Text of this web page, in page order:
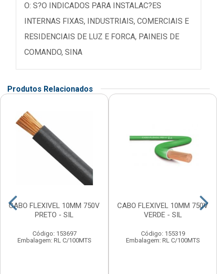
O: S?O INDICADOS PARA INSTALAC?ES
INTERNAS FIXAS, INDUSTRIAIS, COMERCIAIS E
RESIDENCIAIS DE LUZ E FORCA, PAINEIS DE
COMANDO, SINA
Produtos Relacionados
CABO FLEXIVEL 10MM 750V
PRETO - SIL
Código: 153697
Embalagem: RL C/100MTS
CABO FLEXIVEL 10MM 750V
VERDE - SIL
Código: 155319
Embalagem: RL C/100MTS